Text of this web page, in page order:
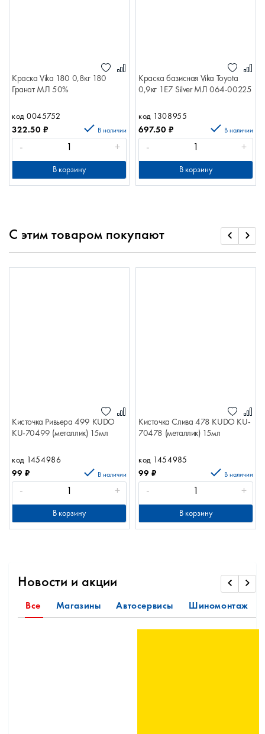
Краска Vika 180 0,8кг 180
Гранат МЛ 50%
код 0045752
322.50 ₽ В наличии
- +
В корзину
Краска базисная Vika Toyota
0,9кг 1E7 Silver МЛ 064-00225
код 1308955
697.50 ₽ В наличии
- +
В корзину
С этим товаром покупают
Кисточка Ривьера 499 KUDO
KU-70499 (металлик) 15мл
код 1454986
99 ₽ В наличии
- +
В корзину
Кисточка Слива 478 KUDO KU-
70478 (металлик) 15мл
код 1454985
99 ₽ В наличии
- +
В корзину
Новости и акции
Все Магазины Автосервисы Шиномонтаж